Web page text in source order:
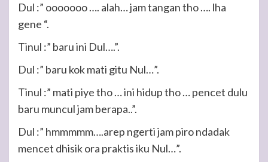
Dul :” ooooooo …. alah… jam tangan tho …. lha
gene “.
Tinul :” baru ini Dul….”.
Dul :” baru kok mati gitu Nul…”.
Tinul :” mati piye tho … ini hidup tho … pencet dulu
baru muncul jam berapa..”.
Dul :” hmmmmm….arep ngerti jam piro ndadak
mencet dhisik ora praktis iku Nul…”.